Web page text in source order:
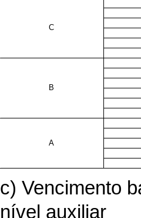
C
B
A
c) Vencimento
nível auxiliar